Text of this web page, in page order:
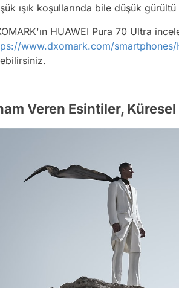
ışık koşullarında bile düşük
HUAWEI Pura 70 Ultra
www.dxomark.com/
Veren Esintiler,